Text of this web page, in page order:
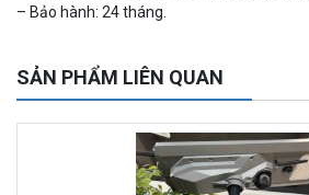
– Bảo hành: 24 tháng.
SẢN PHẨM LIÊN QUAN
Camera tích hợp đầu báo nhiệt 2MP